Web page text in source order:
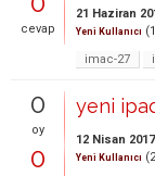
cevap
21 Haziran
Yeni Kullanıcı (
imac-27
0
oy
0
yeni
12 Nisan 2017
Yeni Kullanıcı (